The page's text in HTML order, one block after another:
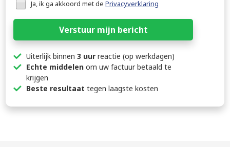
data
Ja, ik ga akkoord met dePrivacyverklaring
Verstuur mijn bericht
Uiterlijk binnen3 uur reactie (op werkdagen)
Echte middelen om uw factuur betaald te
krijgen
Beste resultaat tegen laagste kosten